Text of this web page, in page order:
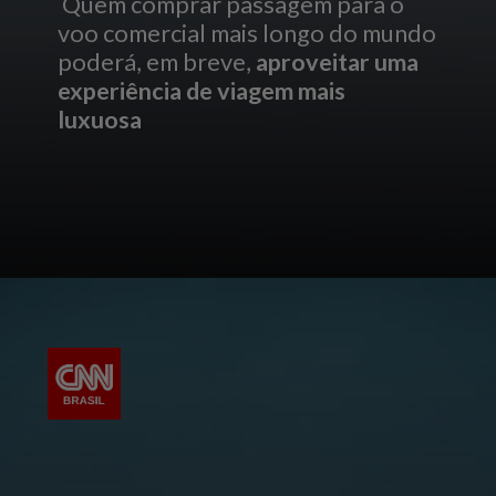
voo comercial mais longo do mundo
poderá, em breve, aproveitar uma
experiência de viagem mais
luxuosa